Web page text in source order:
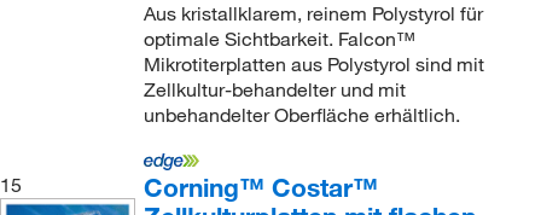
Aus kristallklarem, reinem Polystyrol für
optimale Sichtbarkeit. Falcon™
Mikrotiterplatten aus Polystyrol sind mit
Zellkultur-behandelter und mit
unbehandelter Oberfläche erhältlich.
15
Corning™ Costar™